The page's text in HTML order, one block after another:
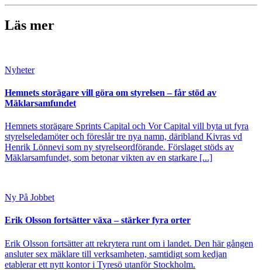
Läs mer
Nyheter
Hemnets storägare vill göra om styrelsen – får stöd av
Mäklarsamfundet
Hemnets storägare Sprints Capital och Vor Capital vill byta ut fyra
styrelseledamöter och föreslår tre nya namn, däribland Kivras vd
Henrik Lönnevi som ny styrelseordförande. Förslaget stöds av
Mäklarsamfundet, som betonar vikten av en starkare [...]
Ny På Jobbet
Erik Olsson fortsätter växa – stärker fyra orter
Erik Olsson fortsätter att rekrytera runt om i landet. Den här gången
ansluter sex mäklare till verksamheten, samtidigt som kedjan
etablerar ett nytt kontor i Tyresö utanför Stockholm.